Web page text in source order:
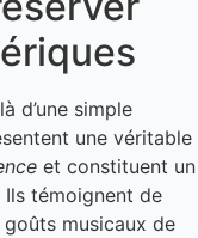
d’une simple
une véritable
et constituent un
témoignent de
musicaux de